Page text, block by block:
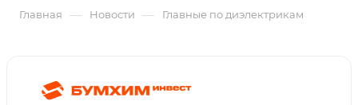
Главная — Новости — Главные по диэлектрикам